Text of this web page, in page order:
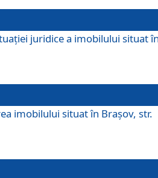
juridice a imobilului situat
imobilului situat în Brașov, str.